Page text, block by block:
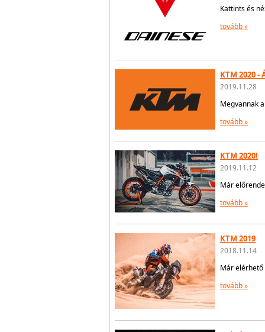
Kattints és
tovább »
KTM 2020 -
2019.11.28
Megvannak
tovább »
KTM 2020!
2019.11.12
Már
tovább »
KTM 2019
2018.11.14
Már
tovább »